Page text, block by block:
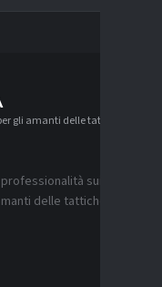
gli amanti delle tattiche
sui
delle tattiche